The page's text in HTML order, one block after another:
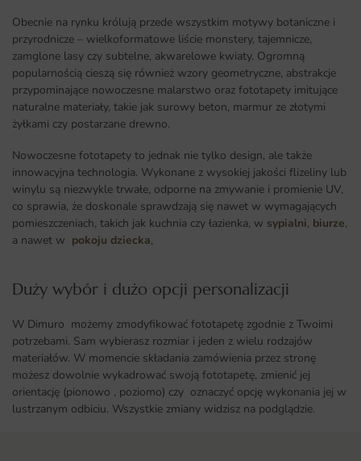
Obecnie na rynku królują przede wszystkim motywy botaniczne i
przyrodnicze – wielkoformatowe liście monstery, tajemnicze,
zamglone lasy czy subtelne, akwarelowe kwiaty. Ogromną
popularnością cieszą się również wzory geometryczne, abstrakcje
przypominające nowoczesne malarstwo oraz fototapety imitujące
naturalne materiały, takie jak surowy beton, marmur ze złotymi
żyłkami czy postarzane drewno.
Nowoczesne fototapety to jednak nie tylko design, ale także
innowacyjna technologia. Wykonane z wysokiej jakości flizeliny lub
winylu są niezwykle trwałe, odporne na zmywanie i promienie UV,
co sprawia, że doskonale sprawdzają się nawet w wymagających
pomieszczeniach, takich jak kuchnia czy łazienka, w sypialni, biurze,
a nawet w pokoju dziecka,
Duży wybór i dużo opcji personalizacji ​
W Dimuro możemy zmodyfikować fototapetę zgodnie z Twoimi
potrzebami. Sam wybierasz rozmiar i jeden z wielu rodzajów
materiałów. W momencie składania zamówienia przez stronę
możesz dowolnie wykadrować swoją fototapetę, zmienić jej
orientację (pionowo , poziomo) czy oznaczyć opcję wykonania jej w
lustrzanym odbiciu. Wszystkie zmiany widzisz na podglądzie.